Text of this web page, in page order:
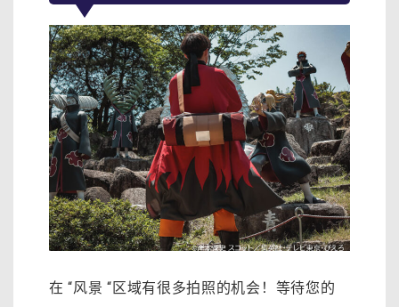
在 “风景 “区域有很多拍照的机会！ 等待您的